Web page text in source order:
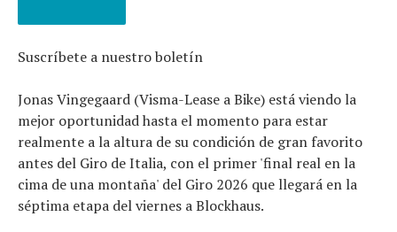
Suscríbete a nuestro boletín
Jonas Vingegaard (Visma-Lease a Bike) está viendo la
mejor oportunidad hasta el momento para estar
realmente a la altura de su condición de gran favorito
antes del Giro de Italia, con el primer 'final real en la
cima de una montaña' del Giro 2026 que llegará en la
séptima etapa del viernes a Blockhaus.
Noticias
Tecnologías
Revisión de productos